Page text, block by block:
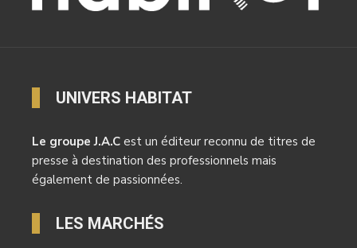
UNIVERS HABITAT
Le groupe J.A.C est un éditeur reconnu de titres de
presse à destination des professionnels mais
également de passionnées.
LES MARCHÉS